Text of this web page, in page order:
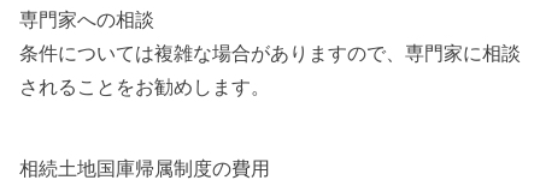
専門家への相談
条件については複雑な場合がありますので、専門家に相談
されることをお勧めします。
相続土地国庫帰属制度の費用